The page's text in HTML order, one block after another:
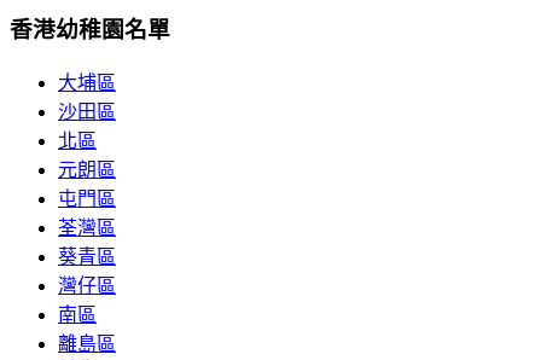
香港幼稚園名單
大埔區
沙田區
北區
元朗區
屯門區
荃灣區
葵青區
灣仔區
南區
離島區